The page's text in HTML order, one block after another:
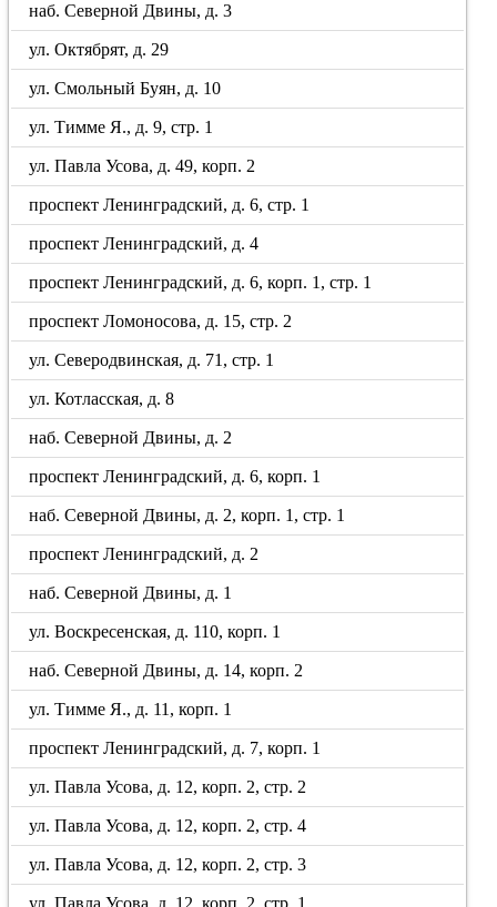
наб. Северной Двины, д. 3
ул. Октябрят, д. 29
ул. Смольный Буян, д. 10
ул. Тимме Я., д. 9, стр. 1
ул. Павла Усова, д. 49, корп. 2
проспект Ленинградский, д. 6, стр. 1
проспект Ленинградский, д. 4
проспект Ленинградский, д. 6, корп. 1, стр. 1
проспект Ломоносова, д. 15, стр. 2
ул. Северодвинская, д. 71, стр. 1
ул. Котласская, д. 8
наб. Северной Двины, д. 2
проспект Ленинградский, д. 6, корп. 1
наб. Северной Двины, д. 2, корп. 1, стр. 1
проспект Ленинградский, д. 2
наб. Северной Двины, д. 1
ул. Воскресенская, д. 110, корп. 1
наб. Северной Двины, д. 14, корп. 2
ул. Тимме Я., д. 11, корп. 1
проспект Ленинградский, д. 7, корп. 1
ул. Павла Усова, д. 12, корп. 2, стр. 2
ул. Павла Усова, д. 12, корп. 2, стр. 4
ул. Павла Усова, д. 12, корп. 2, стр. 3
ул. Павла Усова, д. 12, корп. 2, стр. 1